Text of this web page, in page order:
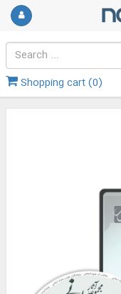
Shopping cart (0)